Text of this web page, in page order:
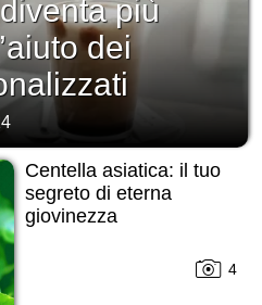
più
dei
Centella asiatica: il tuo
segreto di eterna
giovinezza
4